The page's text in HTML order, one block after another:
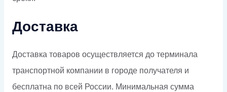
Доставка
Доставка товаров осуществляется до терминала
транспортной компании в городе получателя и
бесплатна по всей России. Минимальная сумма